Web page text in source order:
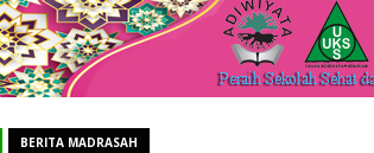
BERITA MADRASAH